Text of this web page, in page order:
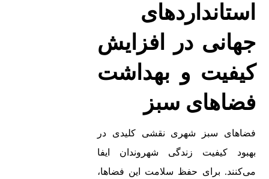
استانداردهای
جهانی در افزایش
کیفیت و بهداشت
فضاهای سبز
فضاهای سبز شهری نقشی کلیدی در
بهبود کیفیت زندگی شهروندان ایفا
می‌کنند. برای حفظ سلامت این فضاها،